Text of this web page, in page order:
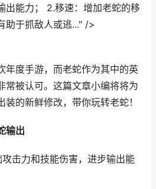
出能力； 2.移速：增加老蛇的移
助于抓敌人或逃..." />
年度手游，而老蛇作为其中的英
常被认可。这篇文章小编将将为
的新鲜修改，带你玩转老蛇！
输出
击力和技能伤害，进步输出能